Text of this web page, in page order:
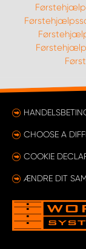
CHOOSE A
COOKIE
ÆNDRE DIT